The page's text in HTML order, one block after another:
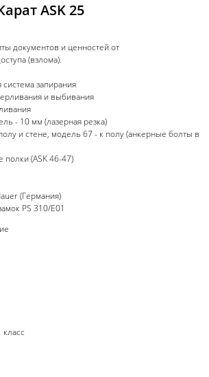
ASK 25
документов и ценностей от
(взлома).
система запирания
и выбивания
- 10 мм (лазерная резка)
и стене, модель 67 - к полу (анкерные болты в
(ASK 46-47)
(Германия)
PS 310/E01
класс